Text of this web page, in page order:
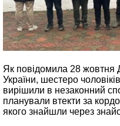
Як повідомила 28
України, шестеро
вирішили в незаконний
планували втекти за
якого знайшли через